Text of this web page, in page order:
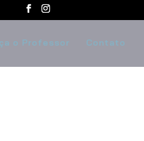
o Professor Contato